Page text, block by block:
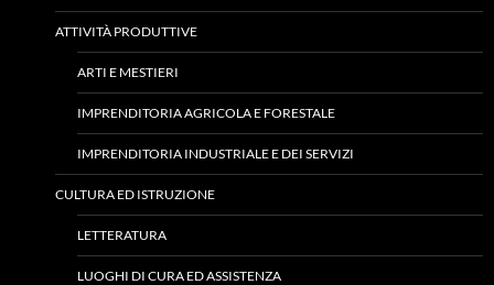
ATTIVITÀ PRODUTTIVE
ARTI E MESTIERI
IMPRENDITORIA AGRICOLA E FORESTALE
IMPRENDITORIA INDUSTRIALE E DEI SERVIZI
CULTURA ED ISTRUZIONE
LETTERATURA
LUOGHI DI CURA ED ASSISTENZA